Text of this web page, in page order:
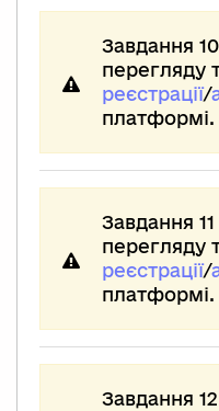
Завдання
перегляду
реєстрації/
платформі.
Завдання
перегляду
реєстрації/
платформі.
Завдання